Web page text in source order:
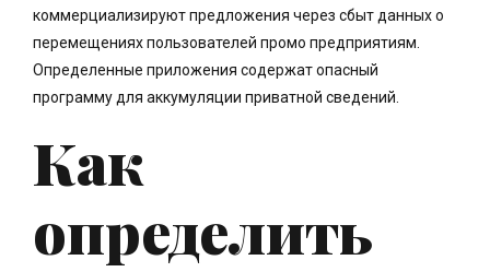
коммерциализируют предложения через сбыт данных о
перемещениях пользователей промо предприятиям.
Определенные приложения содержат опасный
программу для аккумуляции приватной сведений.
Как
определить